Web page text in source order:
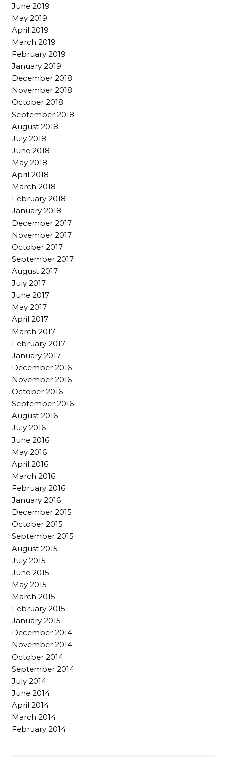
June 2019
May 2019
April 2019
March 2019
February 2019
January 2019
December 2018
November 2018
October 2018
September 2018
August 2018
July 2018
June 2018
May 2018
April 2018
March 2018
February 2018
January 2018
December 2017
November 2017
October 2017
September 2017
August 2017
July 2017
June 2017
May 2017
April 2017
March 2017
February 2017
January 2017
December 2016
November 2016
October 2016
September 2016
August 2016
July 2016
June 2016
May 2016
April 2016
March 2016
February 2016
January 2016
December 2015
October 2015
September 2015
August 2015
July 2015
June 2015
May 2015
March 2015
February 2015
January 2015
December 2014
November 2014
October 2014
September 2014
July 2014
June 2014
April 2014
March 2014
February 2014